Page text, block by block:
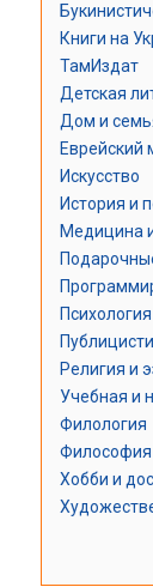
Книги на
ТамИздат
Детская
Дом и
Еврейский
Искусство
История и
Медицина
Религия и
Учебная и
Филология
Философия
Хобби и